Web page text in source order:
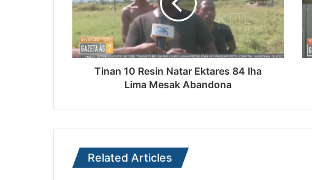
Tinan 10 Resin Natar Ektares 84 Iha
Lima Mesak Abandona
Related Articles